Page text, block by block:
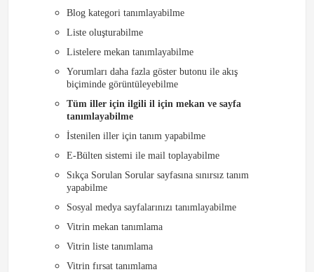
Blog kategori tanımlayabilme
Liste oluşturabilme
Listelere mekan tanımlayabilme
Yorumları daha fazla göster butonu ile akış
biçiminde görüntüleyebilme
Tüm iller için ilgili il için mekan ve sayfa
tanımlayabilme
İstenilen iller için tanım yapabilme
E-Bülten sistemi ile mail toplayabilme
Sıkça Sorulan Sorular sayfasına sınırsız tanım
yapabilme
Sosyal medya sayfalarınızı tanımlayabilme
Vitrin mekan tanımlama
Vitrin liste tanımlama
Vitrin fırsat tanımlama